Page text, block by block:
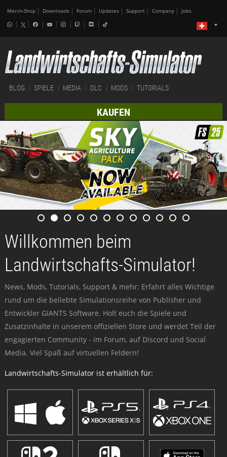
Merch-Shop Downloads Forum Updates Support Company Jobs
BLOG SPIELE MEDIA DLC MODS TUTORIALS
KAUFEN
Willkommen beim
Landwirtschafts-Simulator!
News, Mods, Tutorials, Support & mehr: Erfahrt alles Wichtige
rund um die beliebte Simulationsreihe von Publisher und
Entwickler GIANTS Software. Holt euch die Spiele und
Zusatzinhalte in unserem offiziellen Store und werdet Teil der
engagierten Community - im Forum, auf Discord und Social
Media. Viel Spaß auf virtuellen Feldern!
Landwirtschafts-Simulator ist erhältlich für: